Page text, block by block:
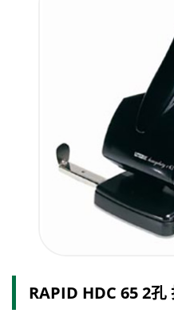
RAPID HDC 65 2孔